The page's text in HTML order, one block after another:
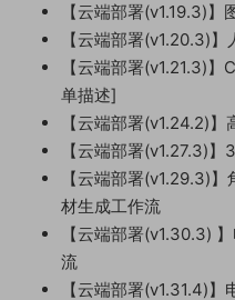
【云端部署(v1.19.3)
【云端部署(v1.20.3)
【云端部署(v1.21.3)
单描述]
【云端部署(v1.24.2)
【云端部署(v1.27.3)
【云端部署(v1.29.3)
材生成工作流
【云端部署(v1.30.3)
流
【云端部署(v1.31.4)